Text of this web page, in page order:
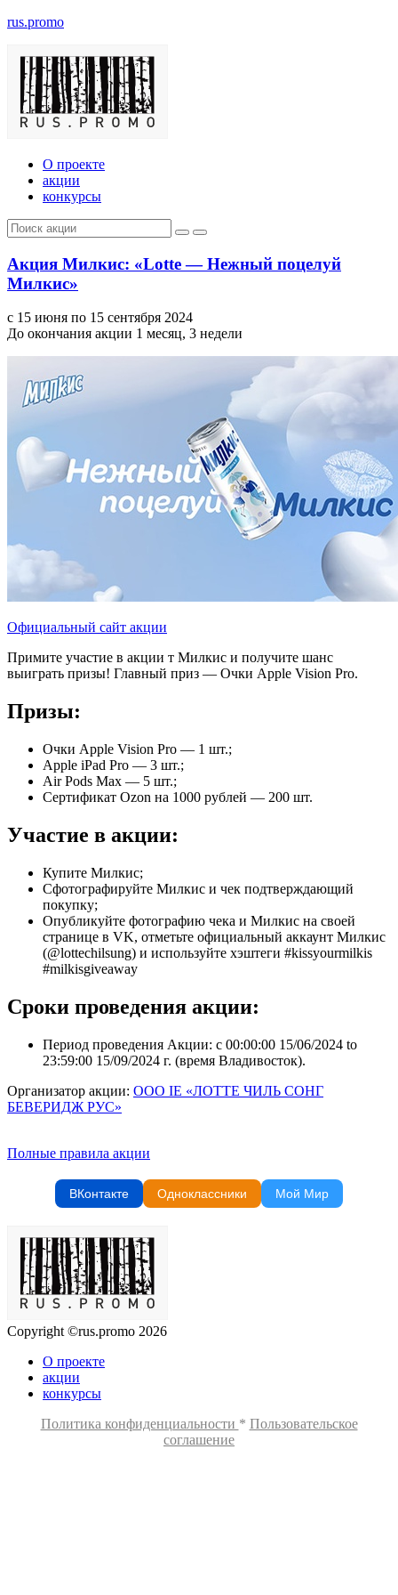
rus.promo
О проекте
акции
конкурсы
Акция Милкис: «Lotte — Нежный поцелуй
Милкис»
с 15 июня по 15 сентября 2024
До окончания акции 1 месяц, 3 недели
Официальный сайт акции
Примите участие в акции т Милкис и получите шанс
выиграть призы! Главный приз — Очки Apple Vision Pro.
Призы:
Очки Apple Vision Pro — 1 шт.;
Apple iPad Pro — 3 шт.;
Air Pods Max — 5 шт.;
Сертификат Ozon на 1000 рублей — 200 шт.
Участие в акции:
Купите Милкис;
Сфотографируйте Милкис и чек подтверждающий
покупку;
Опубликуйте фотографию чека и Милкис на своей
странице в VK, отметьте официальный аккаунт Милкис
(@lottechilsung) и используйте хэштеги #kissyourmilkis
#milkisgiveaway
Сроки проведения акции:
Период проведения Акции: с 00:00:00 15/06/2024 to
23:59:00 15/09/2024 г. (время Владивосток).
Организатор акции: ООО IE «ЛОТТЕ ЧИЛЬ СОНГ
БЕВЕРИДЖ РУС»
Полные правила акции
ВКонтакте Одноклассники Мой Мир
Copyright ©rus.promo 2026
О проекте
акции
конкурсы
Политика конфиденциальности * Пользовательское
соглашение